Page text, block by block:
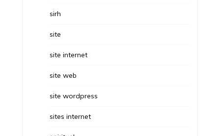
sirh
site
site internet
site web
site wordpress
sites internet